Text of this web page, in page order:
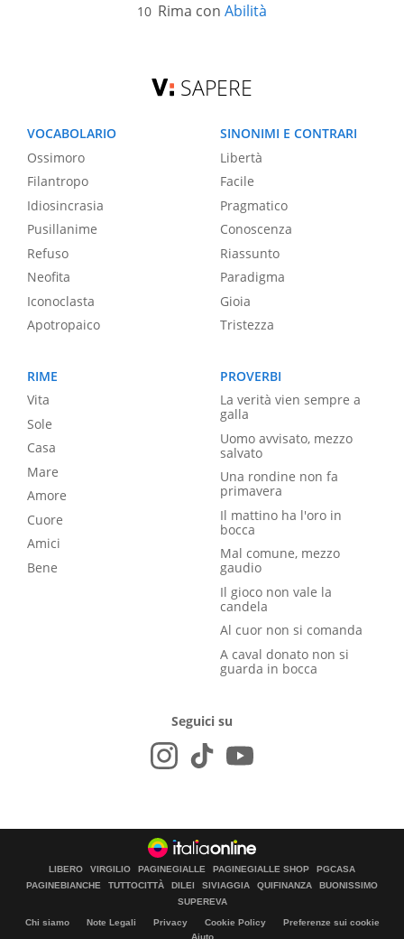
Rima con Abilità
SAPERE
VOCABOLARIO
Ossimoro
Filantropo
Idiosincrasia
Pusillanime
Refuso
Neofita
Iconoclasta
Apotropaico
SINONIMI E CONTRARI
Libertà
Facile
Pragmatico
Conoscenza
Riassunto
Paradigma
Gioia
Tristezza
RIME
Vita
Sole
Casa
Mare
Amore
Cuore
Amici
Bene
PROVERBI
La verità vien sempre a
galla
Uomo avvisato, mezzo
salvato
Una rondine non fa
primavera
Il mattino ha l'oro in
bocca
Mal comune, mezzo
gaudio
Il gioco non vale la
candela
Al cuor non si comanda
A caval donato non si
guarda in bocca
Seguici su
LIBERO VIRGILIO PAGINEGIALLE PAGINEGIALLE SHOP
PGCASA
PAGINEBIANCHE
TUTTOCITTÀ DILEI SIVIAGGIA QUIFINANZA
BUONISSIMO
SUPEREVA
Chi siamo Note Legali Privacy Cookie Policy
Preferenze sui cookie